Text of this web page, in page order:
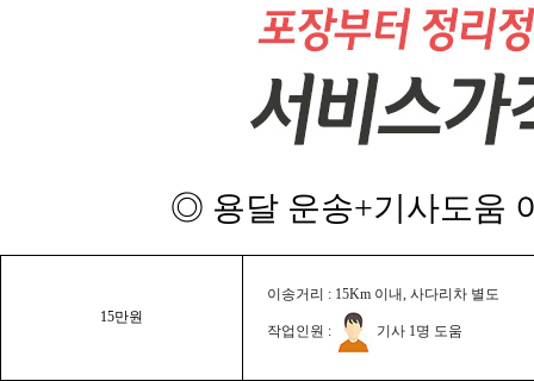
◎ 용달 운송+기사도움
15만원
이송거리 : 15Km 이내, 사다리차 별도
작업인원 : 기사 1명 도움